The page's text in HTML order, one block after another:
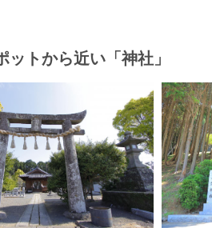
ットから近い「神社」